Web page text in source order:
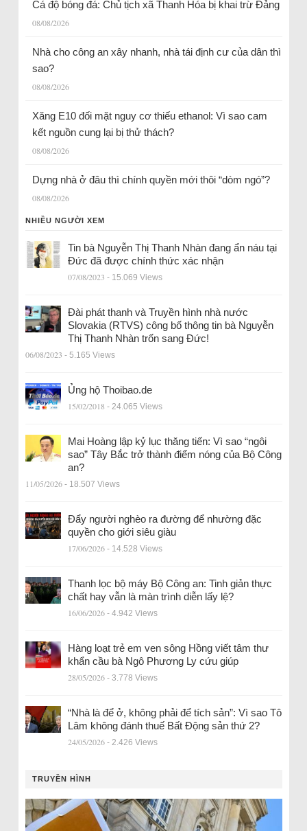
Cá độ bóng đá: Chủ tịch xã Thanh Hóa bị khai trừ Đảng
08/08/2026
Nhà cho công an xây nhanh, nhà tái định cư của dân thì
sao?
08/08/2026
Xăng E10 đối mặt nguy cơ thiếu ethanol: Vì sao cam
kết nguồn cung lại bị thử thách?
08/08/2026
Dựng nhà ở đâu thì chính quyền mới thôi “dòm ngó”?
08/08/2026
NHIỀU NGƯỜI XEM
Tin bà Nguyễn Thị Thanh Nhàn đang ẩn náu tại
Đức đã được chính thức xác nhận
07/08/2023 - 15.069 Views
Đài phát thanh và Truyền hình nhà nước
Slovakia (RTVS) công bố thông tin bà Nguyễn
Thị Thanh Nhàn trốn sang Đức!
06/08/2023 - 5.165 Views
Ủng hộ Thoibao.de
15/02/2018 - 24.065 Views
Mai Hoàng lập kỷ lục thăng tiến: Vì sao “ngôi
sao” Tây Bắc trở thành điểm nóng của Bộ Công
an?
11/05/2026 - 18.507 Views
Đẩy người nghèo ra đường để nhường đặc
quyền cho giới siêu giàu
17/06/2026 - 14.528 Views
Thanh lọc bộ máy Bộ Công an: Tinh giản thực
chất hay vẫn là màn trình diễn lấy lệ?
16/06/2026 - 4.942 Views
Hàng loạt trẻ em ven sông Hồng viết tâm thư
khẩn cầu bà Ngô Phương Ly cứu giúp
28/05/2026 - 3.778 Views
“Nhà là để ở, không phải để tích sản”: Vì sao Tô
Lâm không đánh thuế Bất Động sản thứ 2?
24/05/2026 - 2.426 Views
TRUYỀN HÌNH